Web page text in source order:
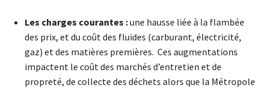
Les charges courantes :une hausse liée à la flambée
des prix, et du coût des fluides (carburant, électricité,
gaz) et des matières premières. Ces augmentations
impactent le coût des marchés d’entretien et de
propreté, de collecte des déchets alors que la Métropole